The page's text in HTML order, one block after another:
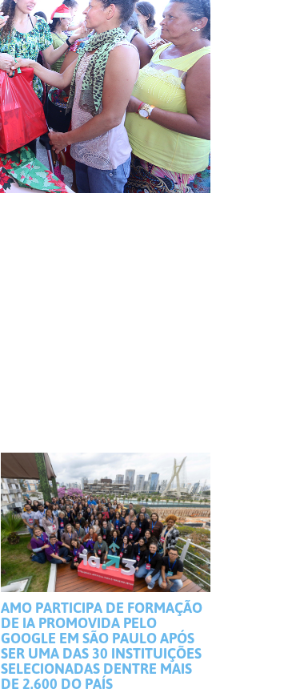
AMO PARTICIPA DE FORMAÇÃO
DE IA PROMOVIDA PELO
GOOGLE EM SÃO PAULO APÓS
SER UMA DAS 30 INSTITUIÇÕES
SELECIONADAS DENTRE MAIS
DE 2.600 DO PAÍS